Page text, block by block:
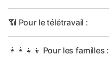
📶 Pour le télétravail :
👩‍👩‍👧‍👦 Pour les familles :